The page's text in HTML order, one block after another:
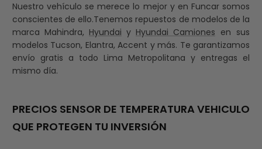
Nuestro vehículo se merece lo mejor y en Funcar somos
conscientes de ello.Tenemos repuestos de modelos de la
marca Mahindra, Hyundai y Hyundai Camiones en sus
modelos Tucson, Elantra, Accent y más. Te garantizamos
envío gratis a todo Lima Metropolitana y entregas el
mismo día.
PRECIOS SENSOR DE TEMPERATURA VEHICULO
QUE PROTEGEN TU INVERSIÓN